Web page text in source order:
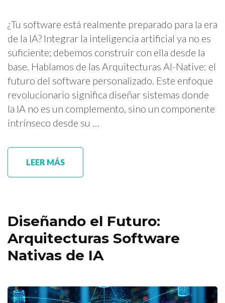
¿Tu software está realmente preparado para la era
de la IA? Integrar la inteligencia artificial ya no es
suficiente; debemos construir con ella desde la
base. Hablamos de las Arquitecturas AI-Native: el
futuro del software personalizado. Este enfoque
revolucionario significa diseñar sistemas donde
la IA no es un complemento, sino un componente
intrínseco desde su …
LEER MÁS
Diseñando el Futuro:
Arquitecturas Software
Nativas de IA